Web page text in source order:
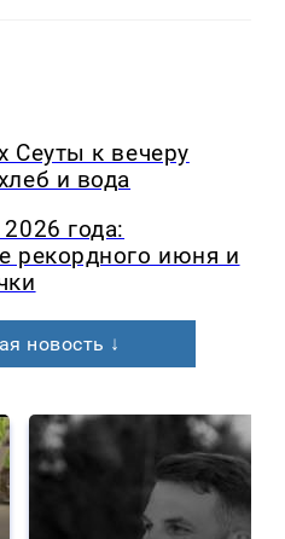
Сеуты к вечеру
и вода
года:
рекордного июня и
новость ↓